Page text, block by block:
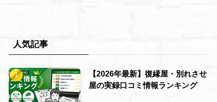
人気記事
【2026年最新】復縁屋・別れさせ
屋の実録口コミ情報ランキング